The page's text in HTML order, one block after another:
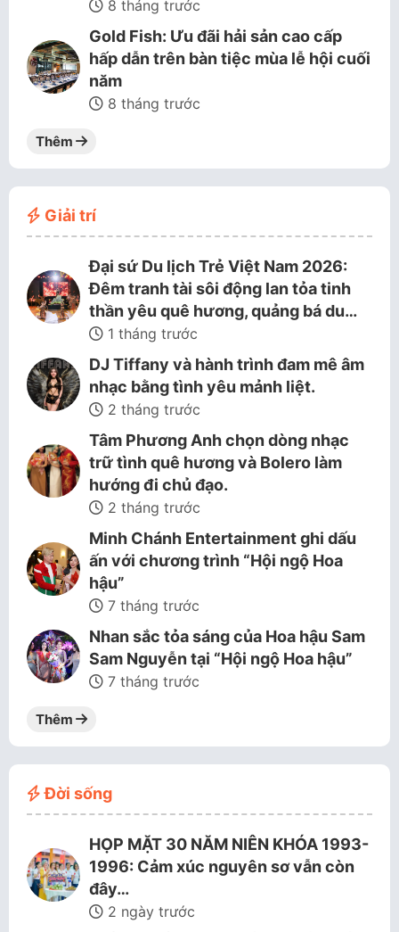
8 tháng trước
Gold Fish: Ưu đãi hải sản cao cấp
hấp dẫn trên bàn tiệc mùa lễ hội cuối
năm
8 tháng trước
Thêm
Giải trí
Đại sứ Du lịch Trẻ Việt Nam 2026:
Đêm tranh tài sôi động lan tỏa tinh
thần yêu quê hương, quảng bá du…
1 tháng trước
DJ Tiffany và hành trình đam mê âm
nhạc bằng tình yêu mảnh liệt.
2 tháng trước
Tâm Phương Anh chọn dòng nhạc
trữ tình quê hương và Bolero làm
hướng đi chủ đạo.
2 tháng trước
Minh Chánh Entertainment ghi dấu
ấn với chương trình “Hội ngộ Hoa
hậu”
7 tháng trước
Nhan sắc tỏa sáng của Hoa hậu Sam
Sam Nguyễn tại “Hội ngộ Hoa hậu”
7 tháng trước
Thêm
Đời sống
HỌP MẶT 30 NĂM NIÊN KHÓA 1993-
1996: Cảm xúc nguyên sơ vẫn còn
đây…
2 ngày trước